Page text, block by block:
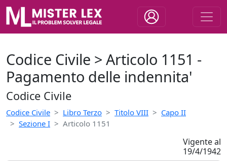
Codice Civile > Articolo 1151 -
Pagamento delle indennita'
Codice Civile
Codice Civile Libro Terzo Titolo VIII
Capo II
Sezione I
Articolo 1151
Vigente al
19/4/1942